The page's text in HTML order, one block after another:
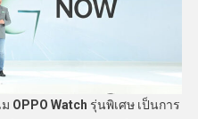
OPPO Watch รุ่นพิเศษ เป็นการ